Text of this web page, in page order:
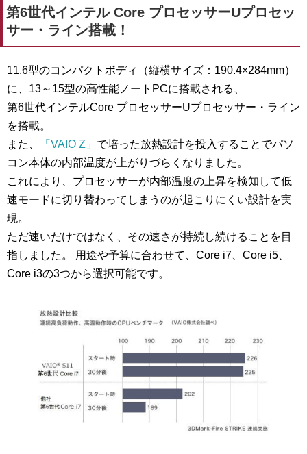
第6世代インテル Core プロセッサーUプロセッ
サー・ライン搭載！
11.6型のコンパクトボディ（縦横サイズ：190.4×284mm）
に、13～15型の高性能ノートPCに搭載される、
第6世代インテルCore プロセッサーUプロセッサー・ライン
を搭載。
また、
「VAIO Z」 で培った放熱設計を投入することでパソ
コン本体の内部温度が上がりづらくなりました。
これにより、プロセッサーが内部温度の上昇を検知して低
速モードに切り替わってしまうのが起こりにくい設計を実
現。
ただ速いだけではなく、その速さが持続し続けることを目
指しました。 用途や予算に合わせて、Core i7、Core i5、
Core i3の3つから選択可能です。